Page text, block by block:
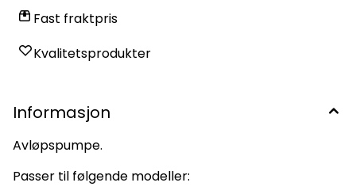
Fast fraktpris
Kvalitetsprodukter
Informasjon
Avløpspumpe.
Passer til følgende modeller: